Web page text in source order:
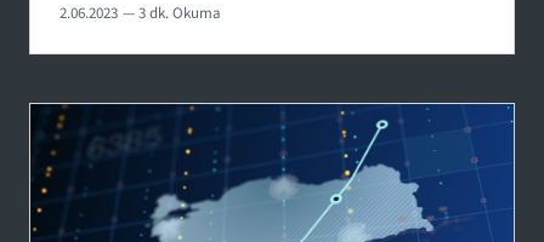
2.06.2023 — 3 dk. Okuma